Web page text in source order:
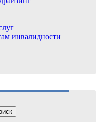
инвалидности